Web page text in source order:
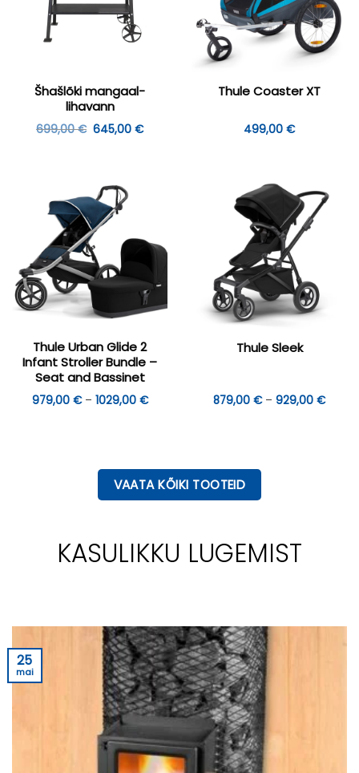
Šhašlõki mangaal-
lihavann
699,00€ Algne
hind
645,00€Praegune
Thule Coaster XT
499,00 €
Thule Urban Glide 2
Infant Stroller Bundle –
Seat and Bassinet
979,00 € – 1029,00 €Hinnavahemik:
Thule Sleek
879,00 € – 929,00 €
VAATA KÕIKI TOOTEID
KASULIKKU LUGEMIST
25
mai